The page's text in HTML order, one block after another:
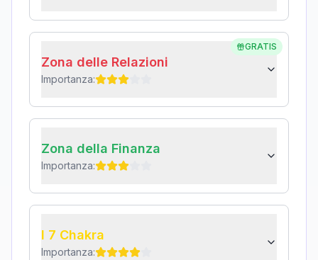
GRATIS
Zona delle Relazioni
Importanza:
Zona della Finanza
Importanza:
I 7 Chakra
Importanza: